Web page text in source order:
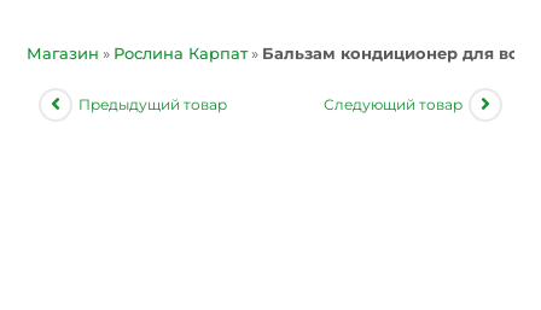
Магазин » Рослина Карпат» Бальзам кондиционер для
Предыдущий товар Следующий товар